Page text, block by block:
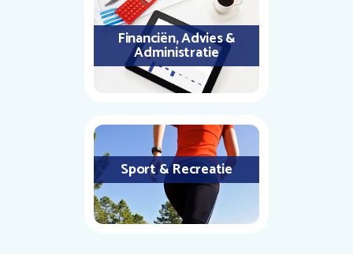
Financiën, Advies &
Administratie
Sport & Recreatie